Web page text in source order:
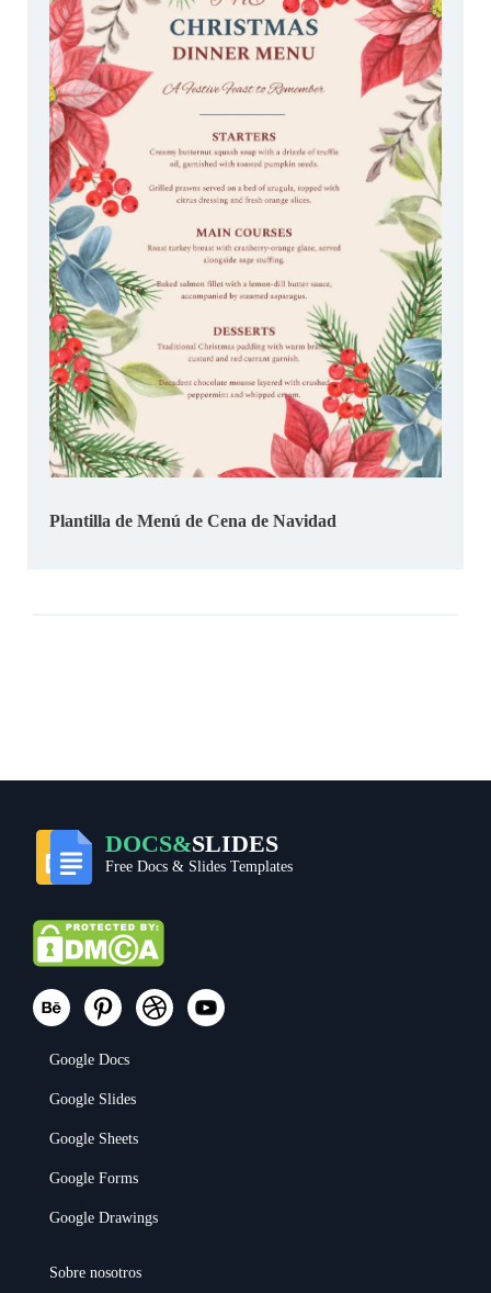
Plantilla de Menú de Cena de Navidad
DOCS&SLIDES
Free Docs & Slides Templates
Google Docs
Google Slides
Google Sheets
Google Forms
Google Drawings
Sobre nosotros